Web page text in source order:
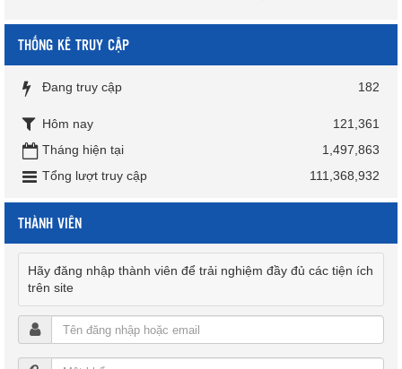
THỐNG KÊ TRUY CẬP
Đang truy cập 182
Hôm nay
121,361
Tháng hiện tại
1,497,863
Tổng lượt truy cập
111,368,932
THÀNH VIÊN
Hãy đăng nhập thành viên để trải nghiệm đầy đủ các tiện ích
trên site